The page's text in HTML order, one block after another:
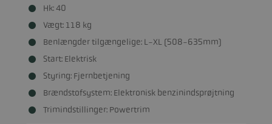
Hk: 40
Vægt: 118 kg
Benlængder tilgængelige: L-XL (508-635mm)
Start: Elektrisk
Styring: Fjernbetjening
Brændstofsystem: Elektronisk benzinindsprøjtning
Trimindstillinger: Powertrim